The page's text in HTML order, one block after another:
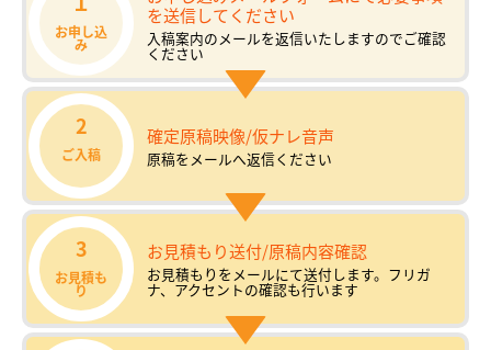
お申し込
み
を送信してください
入稿案内のメールを返信いたしますのでご確認
ください
2
ご入稿
確定原稿映像/仮ナレ音声
原稿をメールへ返信ください
3
お見積も
り
お見積もり送付/原稿内容確認
お見積もりをメールにて送付します。フリガ
ナ、アクセントの確認も行います